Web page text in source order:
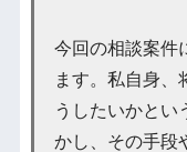
今回の相談案件
ます。私自身、
うしたいかとい
かし、その手段